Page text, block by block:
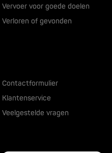
Vervoer voor goede doelen
Verloren of gevonden
Contactformulier
Klantenservice
Veelgestelde vragen